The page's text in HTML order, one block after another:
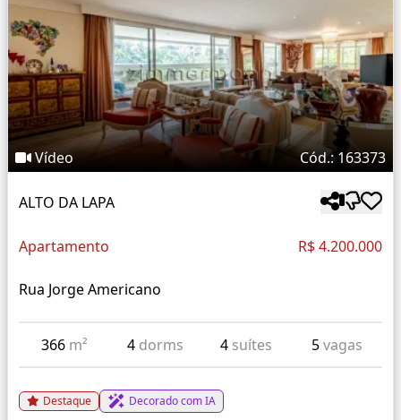
Vídeo Cód.: 163373
ALTO DA LAPA
Apartamento R$ 4.200.000
Rua Jorge Americano
366 m² 4 dorms 4 suítes 5vagas
Destaque Decorado com IA